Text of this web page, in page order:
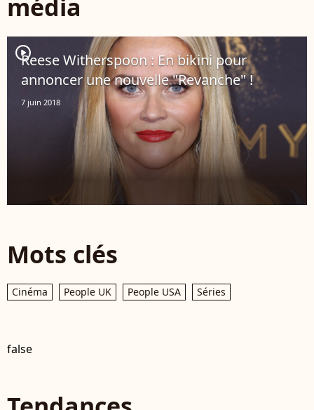
média
player2
Reese Witherspoon : En bikini pour
annoncer une nouvelle "Revanche" !
7 juin 2018
Mots clés
Cinéma People UK People USA Séries
false